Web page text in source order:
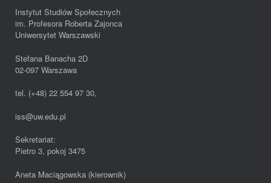
Instytut Studiów Społecznych
im. Profesora Roberta Zajonca
Uniwersytet Warszawski
Stefana Banacha 2D
02-097 Warszawa
tel. (+48) 22 554 97 30,
iss@uw.edu.pl
Sekretariat:
Pietro 3, pokoj 3475
Aneta Maciągowska (kierownik)